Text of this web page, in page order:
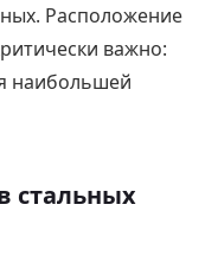
Расположение
важно:
наибольшей
стальных